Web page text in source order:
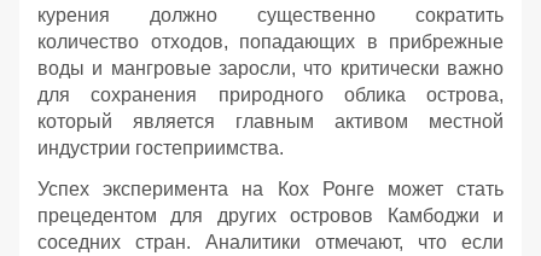
курения должно существенно сократить
количество отходов, попадающих в прибрежные
воды и мангровые заросли, что критически важно
для сохранения природного облика острова,
который является главным активом местной
индустрии гостеприимства.
Успех эксперимента на Кох Ронге может стать
прецедентом для других островов Камбоджи и
соседних стран. Аналитики отмечают, что если